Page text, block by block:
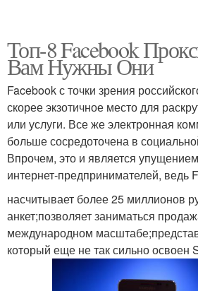
Топ-8 Facebook
Вам Нужны Они
Facebook с точки зрения
скорее экзотичное место для
или услуги. Все же электронная
больше сосредоточена в
Впрочем, это и является
интернет-предпринимателей, ведь
насчитывает более 25 миллионов
анкет;позволяет заниматься
международном
который еще не так сильно освоен